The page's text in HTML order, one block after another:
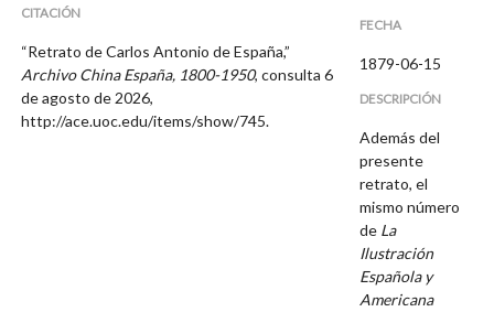
CITACIÓN
“Retrato de Carlos Antonio de España,”
Archivo China España, 1800-1950, consulta 6
de agosto de 2026,
http://ace.uoc.edu/items/show/745.
FECHA
1879-06-15
DESCRIPCIÓN
Además del
presente
retrato, el
mismo número
de La
Ilustración
Española y
Americana